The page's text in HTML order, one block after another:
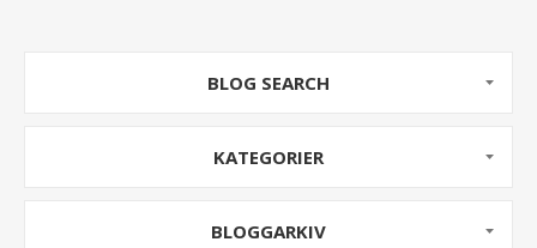
BLOG SEARCH
KATEGORIER
BLOGGARKIV